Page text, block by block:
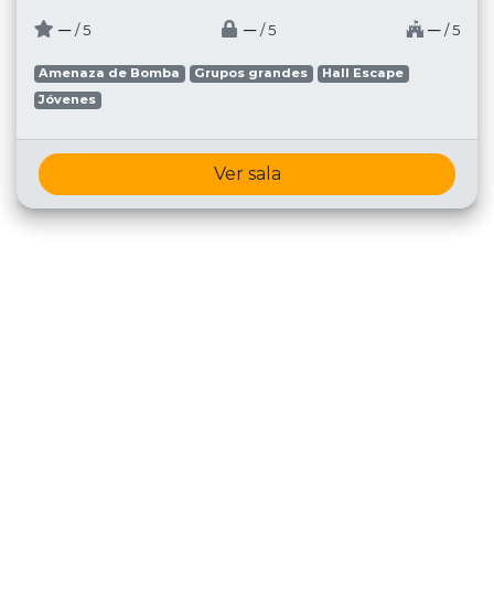
─ / 5 ─ / 5 ─ / 5
Amenaza de Bomba Grupos grandes
Hall Escape
Jóvenes
Ver sala